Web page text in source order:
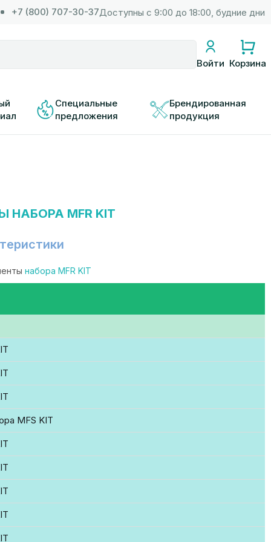
+7 (800) 707-30-37Доступны с 9:00 до 18:00, будние дни
Войти Корзина
Специальные
предложения
Брендированная
продукция
MFR KIT
набора MFR KIT
MFS KIT